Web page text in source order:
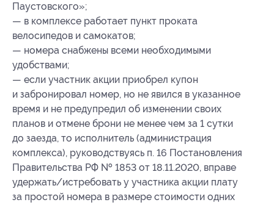
Паустовского»;
— в комплексе работает пункт проката
велосипедов и самокатов;
— номера снабжены всеми необходимыми
удобствами;
— если участник акции приобрел купон
и забронировал номер, но не явился в указанное
время и не предупредил об изменении своих
планов и отмене брони не менее чем за 1 сутки
до заезда, то исполнитель (администрация
комплекса), руководствуясь п. 16 Постановления
Правительства РФ № 1853 от 18.11.2020, вправе
удержать/истребовать у участника акции плату
за простой номера в размере стоимости одних